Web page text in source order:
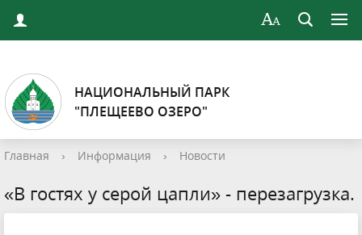
НАЦИОНАЛЬНЫЙ ПАРК
"ПЛЕЩЕЕВО ОЗЕРО"
Главная › Информация › Новости
«В гостях у серой цапли» - перезагрузка.